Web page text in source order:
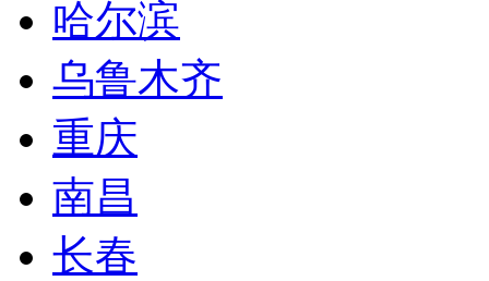
哈尔滨
乌鲁木齐
重庆
南昌
长春